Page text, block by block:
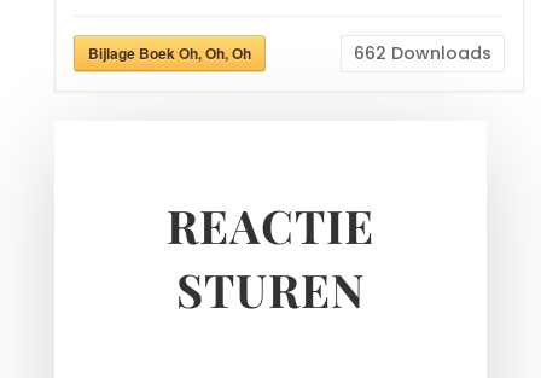
Bijlage Boek Oh, Oh, Oh 662 Downloads
REACTIE
STUREN